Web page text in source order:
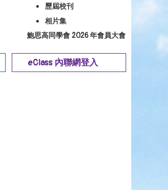
歷屆校刊
相片集
鮑思高同學會 2026 年會員大會
eClass 內聯網登入